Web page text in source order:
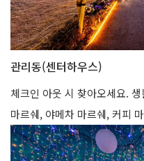
관리동(센터하우스)
체크인 아웃 시 찾아오세요.
마르쉐, 야메차 마르쉐, 커피